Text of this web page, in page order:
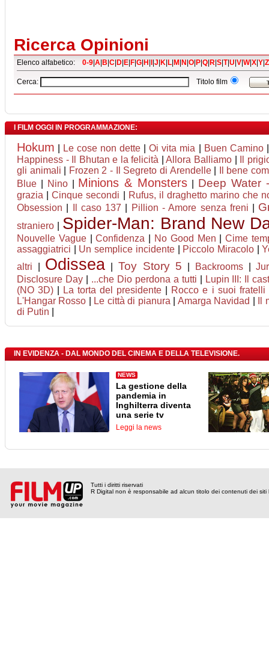
Ricerca Opinioni
Elenco alfabetico: 0-9 A B C D E F G H J K L M N O P Q R S T|U V W|X Y Z
Cerca: Titolo film
I FILM OGGI IN PROGRAMMAZIONE:
Hokum Le cose non dette |Oi vita mia Buen Camino
Happiness - Il Bhutan e la felicità |Allora Balliamo
Il
gli animali
Frozen 2 - Il Segreto di Arendelle|
Il bene
Blue
Nino| Minions & Monsters Deep Water
grazia |Cinque secondi
Rufus, il draghetto marino che
Obsession
Il caso 137 Pillion - Amore senza freni
straniero Spider-Man: Brand New
Nouvelle Vague|Confidenza No Good Men |Cime
assaggiatrici
Un semplice incidente| Piccolo Miracolo |
altri
Odissea Toy Story 5 Backrooms|
Disclosure Day| ...che Dio perdona a tutti
Lupin III: Il
(NO 3D)
La torta del presidente Rocco e i suoi fratelli
L'Hangar Rosso
Le città di pianura Amarga Navidad
di Putin
IN EVIDENZA - DAL MONDO DEL CINEMA E DELLA TELEVISIONE.
NEWS
La gestione della
pandemia in
Inghilterra diventa
una serie tv
Leggi la news
Tutti i diritti riservati
R Digital non è responsabile ad alcun titolo dei contenuti dei siti